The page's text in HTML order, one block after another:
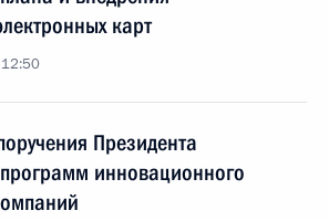
карт
12:50
Президента
инновационного